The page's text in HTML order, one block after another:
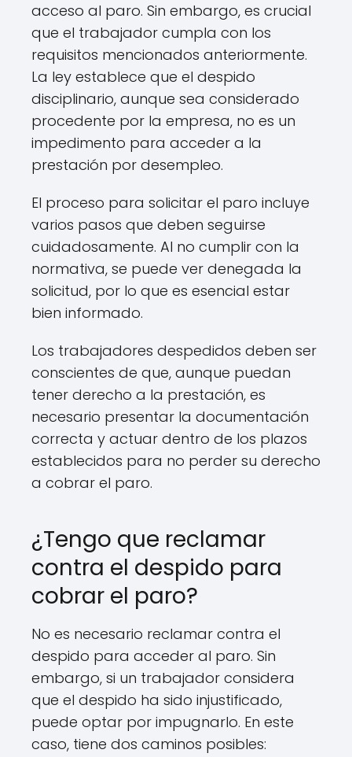
acceso al paro. Sin embargo, es crucial
que el trabajador cumpla con los
requisitos mencionados anteriormente.
La ley establece que el despido
disciplinario, aunque sea considerado
procedente por la empresa, no es un
impedimento para acceder a la
prestación por desempleo.
El proceso para solicitar el paro incluye
varios pasos que deben seguirse
cuidadosamente. Al no cumplir con la
normativa, se puede ver denegada la
solicitud, por lo que es esencial estar
bien informado.
Los trabajadores despedidos deben ser
conscientes de que, aunque puedan
tener derecho a la prestación, es
necesario presentar la documentación
correcta y actuar dentro de los plazos
establecidos para no perder su derecho
a cobrar el paro.
¿Tengo que reclamar
contra el despido para
cobrar el paro?
No es necesario reclamar contra el
despido para acceder al paro. Sin
embargo, si un trabajador considera
que el despido ha sido injustificado,
puede optar por impugnarlo. En este
caso, tiene dos caminos posibles: